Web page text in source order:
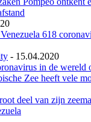
618
- 15.04.2020
in de
Zee heeft vele
deel van zijn